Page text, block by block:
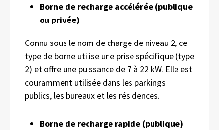
Borne de recharge accélérée (publique
ou privée)
Connu sous le nom de charge de niveau 2, ce
type de borne utilise une prise spécifique (type
2) et offre une puissance de 7 à 22 kW. Elle est
couramment utilisée dans les parkings
publics, les bureaux et les résidences.
Borne de recharge rapide (publique)